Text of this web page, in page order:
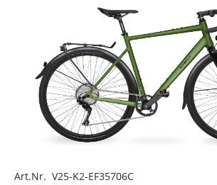
Art.Nr. V25-K2-EF35706C